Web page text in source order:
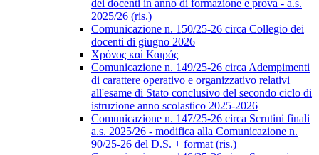
dei docenti in anno di formazione e prova - a.s.
2025/26 (ris.)
Comunicazione n. 150/25-26 circa Collegio dei
docenti di giugno 2026
Χρόνος καὶ Καιρός
Comunicazione n. 149/25-26 circa Adempimenti
di carattere operativo e organizzativo relativi
all'esame di Stato conclusivo del secondo ciclo di
istruzione anno scolastico 2025-2026
Comunicazione n. 147/25-26 circa Scrutini finali
a.s. 2025/26 - modifica alla Comunicazione n.
90/25-26 del D.S. + format (ris.)